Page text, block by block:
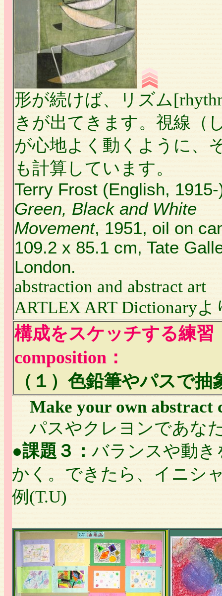
形が続けば、リズム
きが出てきます。視線（
が心地よく動くように、
も計算しています。
Terry Frost (English,
Green, Black and White
Movement, 1951, oil on
109.2 x 85.1 cm, Tate
London.
abstraction and abstract art
ARTLEX ART Dictionaryよ
構成をスケッチする練習
composition ：
（１）色鉛筆やパスで
Make your own abstract
パスやクレヨンであな
●課題３： バランスや動き
かく。できたら、イニシ
例(T.U)